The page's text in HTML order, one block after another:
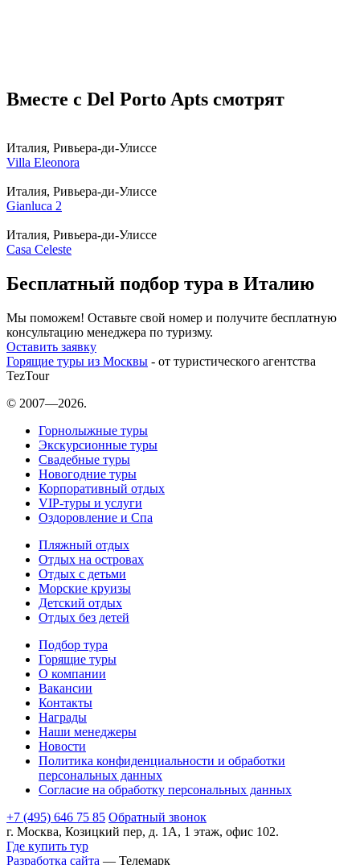
Вместе с Del Porto Apts смотрят
Италия, Ривьера-ди-Улиссе
Villa Eleonora
Италия, Ривьера-ди-Улиссе
Gianluca 2
Италия, Ривьера-ди-Улиссе
Casa Celeste
Бесплатный подбор тура в Италию
Мы поможем! Оставьте свой номер и получите бесплатную
консультацию менеджера по туризму.
Оставить заявку
Горящие туры из Москвы - от туристического агентства
TezTour
© 2007—2026.
Горнолыжные туры
Экскурсионные туры
Свадебные туры
Новогодние туры
Корпоративный отдых
VIP-туры и услуги
Оздоровление и Спа
Пляжный отдых
Отдых на островах
Отдых с детьми
Морские круизы
Детский отдых
Отдых без детей
Подбор тура
Горящие туры
О компании
Вакансии
Контакты
Награды
Наши менеджеры
Новости
Политика конфиденциальности и обработки
персональных данных
Согласие на обработку персональных данных
+7 (495) 646 75 85 Обратный звонок
г. Москва, Козицкий пер, д. 1А, 1 этаж, офис 102.
Где купить тур
Разработка сайта — Телемарк